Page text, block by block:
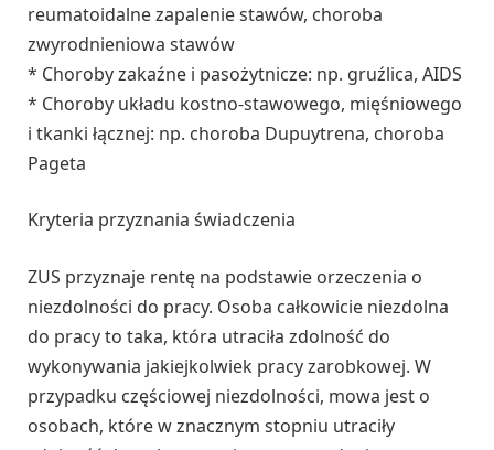
reumatoidalne zapalenie stawów, choroba
zwyrodnieniowa stawów
* Choroby zakaźne i pasożytnicze: np. gruźlica, AIDS
* Choroby układu kostno-stawowego, mięśniowego
i tkanki łącznej: np. choroba Dupuytrena, choroba
Pageta
Kryteria przyznania świadczenia
ZUS przyznaje rentę na podstawie orzeczenia o
niezdolności do pracy. Osoba całkowicie niezdolna
do pracy to taka, która utraciła zdolność do
wykonywania jakiejkolwiek pracy zarobkowej. W
przypadku częściowej niezdolności, mowa jest o
osobach, które w znacznym stopniu utraciły